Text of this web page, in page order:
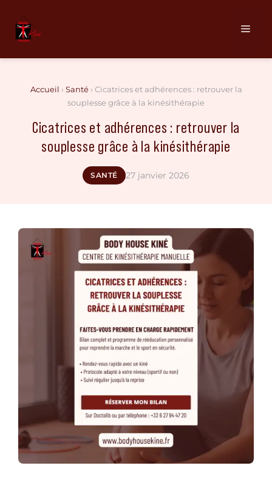
contenu
Accueil › Santé › Cicatrices et adhérences : retrouver la
souplesse grâce à la kinésithérapie
Cicatrices et adhérences : retrouver la
souplesse grâce à la kinésithérapie
SANTÉ 27 janvier 2026